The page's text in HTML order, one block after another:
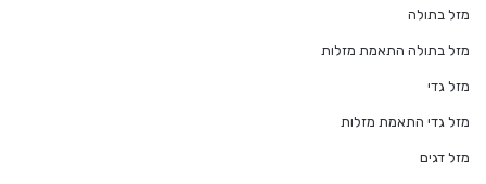
מזל בתולה
מזל בתולה התאמת מזלות
מזל גדי
מזל גדי התאמת מזלות
מזל דגים